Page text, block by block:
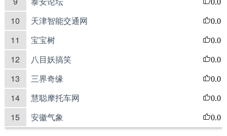
10 天津智能交通网 0.0
11 宝宝树 0.0
12 八目妖搞笑 0.0
13 三界奇缘 0.0
14 慧聪摩托车网 0.0
15 安徽气象 0.0